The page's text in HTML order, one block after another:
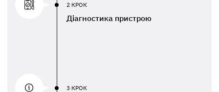
2 КРОК
Діагностика пристрою
3 КРОК